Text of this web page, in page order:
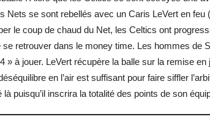
Nets se sont rebellés avec un Caris LeVert en feu
le coup de chaud du Net, les Celtics ont
se retrouver dans le money time. Les hommes de
» à jouer. LeVert récupère la balle sur la remise
en l’air est suffisant pour faire siffler
là puisqu’il inscrira la totalité des points de son